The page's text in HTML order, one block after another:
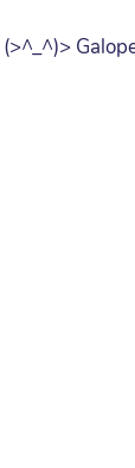
(>^_^)>